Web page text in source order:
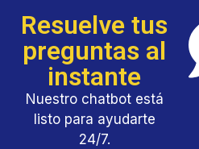
Resuelve tus
preguntas al
instante
Nuestro chatbot está
listo para ayudarte
24/7.